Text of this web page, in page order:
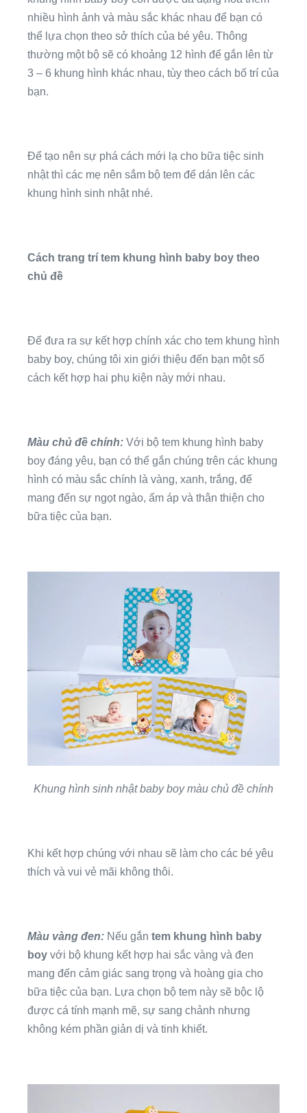
nhiều hình ảnh và màu sắc khác nhau để bạn có
thể lựa chọn theo sở thích của bé yêu. Thông
thường một bộ sẽ có khoảng 12 hình để gắn lên từ
3 – 6 khung hình khác nhau, tùy theo cách bố trí của
bạn.
Để tạo nên sự phá cách mới lạ cho bữa tiệc sinh
nhật thì các mẹ nên sắm bộ tem để dán lên các
khung hình sinh nhật nhé.
Cách trang trí tem khung hình baby boy theo
chủ đề
Để đưa ra sự kết hợp chính xác cho tem khung hình
baby boy, chúng tôi xin giới thiệu đến bạn một số
cách kết hợp hai phụ kiện này mới nhau.
Màu chủ đề chính: Với bộ tem khung hình baby
boy đáng yêu, bạn có thể gắn chúng trên các khung
hình có màu sắc chính là vàng, xanh, trắng, để
mang đến sự ngọt ngào, ấm áp và thân thiện cho
bữa tiệc của bạn.
Khung hình sinh nhật baby boy màu chủ đề chính
Khi kết hợp chúng với nhau sẽ làm cho các bé yêu
thích và vui vẻ mãi không thôi.
Màu vàng đen: Nếu gắn tem khung hình baby
boy với bộ khung kết hợp hai sắc vàng và đen
mang đến cảm giác sang trọng và hoàng gia cho
bữa tiệc của bạn. Lựa chọn bộ tem này sẽ bộc lộ
được cá tính mạnh mẽ, sự sang chảnh nhưng
không kém phần giản dị và tinh khiết.